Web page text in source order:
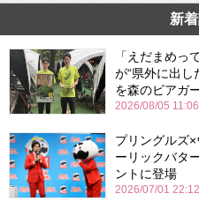
新
「えだまめっ
が“県外に出し
を森のビアガ
2026/08/05 11:06
プリングルズ
ーリックバタ
ントに登場
2026/07/01 22:12